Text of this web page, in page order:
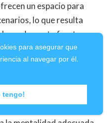
un espacio para
lo que resulta
frente a
inesperadas.
para
profesionales
y estrategias de
para asegurar que
al navegar por él.
tengo!